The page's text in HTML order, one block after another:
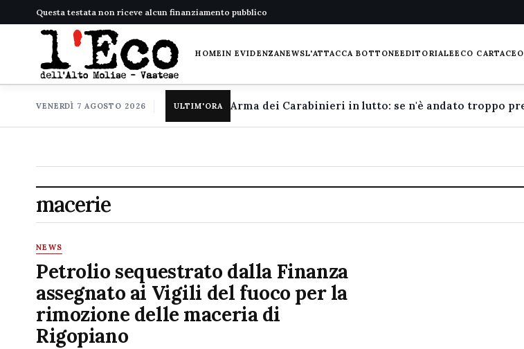
Questa testata non riceve alcun finanziamento pubblico
HOMEIN EVIDENZANEWSL'ATTACCA BOTTONEEDITORIALEECO CARTACEO
VENERDÌ 7 AGOSTO 2026 ULTIM'ORA
macerie
NEWS
Petrolio sequestrato dalla Finanza
assegnato ai Vigili del fuoco per la
rimozione delle maceria di
Rigopiano